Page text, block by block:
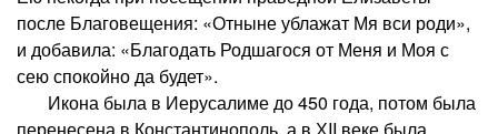
после Благовещения: «Отныне ублажат Мя вси роди»,
и добавила: «Благодать Родшагося от Меня и Моя с
сею спокойно да будет».
Икона была в Иерусалиме до 450 года, потом была
перенесена в Константинополь, а в ХII веке была